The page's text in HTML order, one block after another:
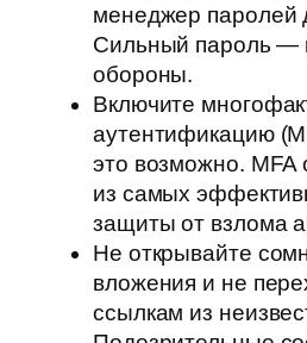
менеджер паролей
Сильный пароль —
обороны.
Включите
аутентификацию
это возможно. MFA
из самых
защиты от взлома
Не открывайте
вложения и не
ссылкам из